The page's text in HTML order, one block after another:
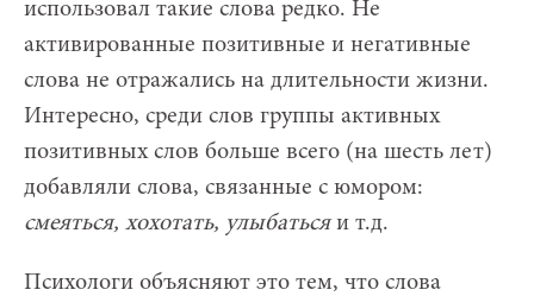
использовал такие слова редко. Не
активированные позитивные и негативные
слова не отражались на длительности жизни.
Интересно, среди слов группы активных
позитивных слов больше всего (на шесть лет)
добавляли слова, связанные с юмором:
смеяться, хохотать, улыбатьсяи т.д.
Психологи объясняют это тем, что слова